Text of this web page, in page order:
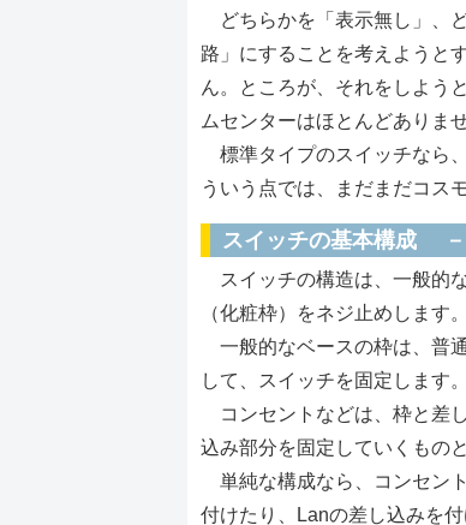
どちらかを「表示無し」、
路」にすることを考えようと
ん。ところが、それをしよう
ムセンターはほとんどありま
標準タイプのスイッチなら
ういう点では、まだまだコス
スイッチの基本構成 －
スイッチの構造は、一般的
（化粧枠）をネジ止めします。
一般的なベースの枠は、普
して、スイッチを固定します。
コンセントなどは、枠と差
込み部分を固定していくもの
単純な構成なら、コンセン
付けたり、Lanの差し込みを